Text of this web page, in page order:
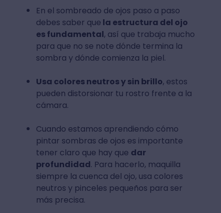
En el sombreado de ojos paso a paso
debes saber que la estructura del ojo
es fundamental, así que trabaja mucho
para que no se note dónde termina la
sombra y dónde comienza la piel.
Usa colores neutros y sin brillo, estos
pueden distorsionar tu rostro frente a la
cámara.
Cuando estamos aprendiendo cómo
pintar sombras de ojos es importante
tener claro que hay que dar
profundidad. Para hacerlo, maquilla
siempre la cuenca del ojo, usa colores
neutros y pinceles pequeños para ser
más precisa.